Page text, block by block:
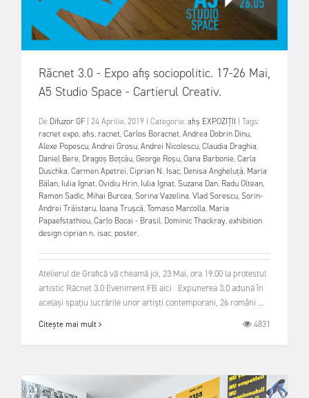
Răcnet 3.0 - Expo afiș sociopolitic. 17-26 Mai,
A5 Studio Space - Cartierul Creativ.
De Difuzor GF 24 Aprilie, 2019 Categorie:afiș EXPOZIȚII
Tags:
racnet expo,afis,racnet,Carlos Boracnet,Andrea Dobrin Dinu,
Alexe Popescu,Andrei Grosu,Andrei Nicolescu,Claudia Draghia,
Daniel Bere, Dragoș Boțcău,George Roșu,Oana Barbonie,Carla
Duschka,Carmen Apetrei,Ciprian N. Isac, Denisa Angheluță, Maria
Bălan, Iulia Ignat,Ovidiu Hrin, Iulia Ignat,Suzana Dan, Radu Oltean,
Ramon Sadîc, Mihai Burcea,Sorina Vazelina,Vlad Sorescu,Sorin-
Andrei Trăistaru, Ioana Trușcă,Tomaso Marcolla, Maria
Papaefstathiou,Carlo Bocai - Brasil, Dominic Thackray,exhibition
design ciprian n. isac,poster,
Atelierul de Grafică vă cheamă joi, 23 Mai, ora 19.00 la protestul
artistic Răcnet 3.0 Eveniment FB aici Expunerea 3.0 adună în
același spațiu lucrările unor artiști contemporani, 26 români ...
Citește mai mult 4831